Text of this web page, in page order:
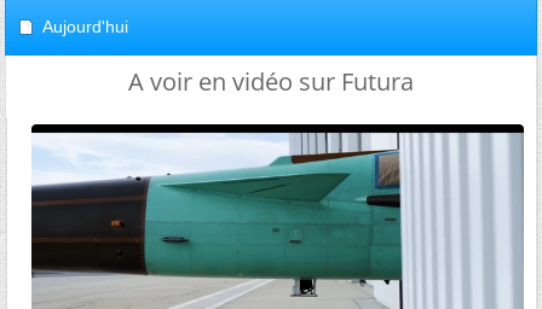
Aujourd'hui
A voir en vidéo sur Futura